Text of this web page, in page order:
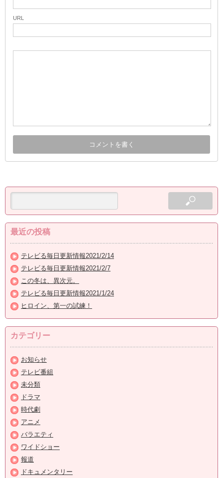
URL
最近の投稿
テレビる毎日更新情報2021/2/14
テレビる毎日更新情報2021/2/7
この冬は、異次元。
テレビる毎日更新情報2021/1/24
ヒロイン、第一の試練！
カテゴリー
お知らせ
テレビ番組
未分類
ドラマ
時代劇
アニメ
バラエティ
ワイドショー
報道
ドキュメンタリー